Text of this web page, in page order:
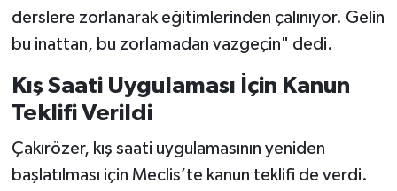
derslere zorlanarak eğitimlerinden çalınıyor. Gelin
bu inattan, bu zorlamadan vazgeçin" dedi.
Kış Saati Uygulaması İçin Kanun
Teklifi Verildi
Çakırözer, kış saati uygulamasının yeniden
başlatılması için Meclis’te kanun teklifi de verdi.